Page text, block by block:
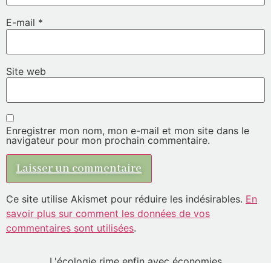
E-mail *
Site web
Enregistrer mon nom, mon e-mail et mon site dans le
navigateur pour mon prochain commentaire.
Ce site utilise Akismet pour réduire les indésirables. En
savoir plus sur comment les données de vos
commentaires sont utilisées.